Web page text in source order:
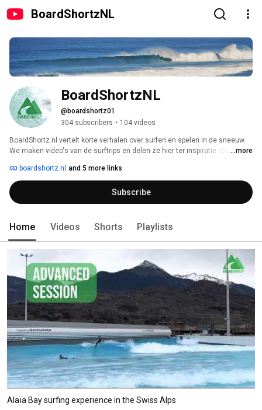
BoardShortzNL
BoardShortzNL
@boardshortz01
304 subscribers • 104 videos
BoardShortz.nl vertelt korte verhalen over surfen en spelen in de sneeuw.
We maken video's van de surftrips en delen ze hier ter inspiratie. Op ons
http://www.boardshortz.nl/
...more
boardshortz.nl and 5 more links
Subscribe
Home Videos Shorts Playlists
Alaïa Bay surfing experience in the Swiss Alps